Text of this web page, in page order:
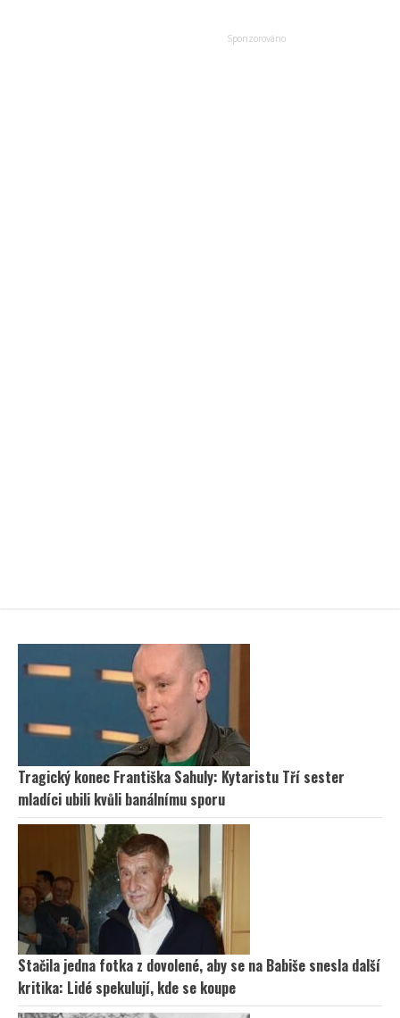
Tragický konec Františka Sahuly: Kytaristu Tří sester
mladíci ubili kvůli banálnímu sporu
Stačila jedna fotka z dovolené, aby se na Babiše snesla další
kritika: Lidé spekulují, kde se koupe